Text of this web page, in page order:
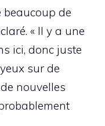
beaucoup de
« Il y a une
ici, donc juste
sur de
nouvelles